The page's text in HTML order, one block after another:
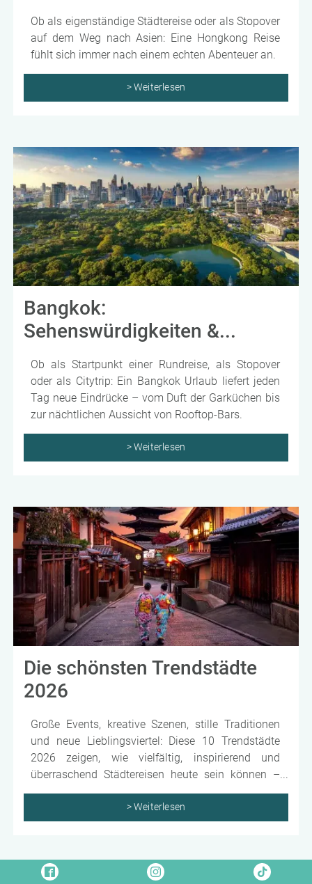
Ob als eigenständige Städtereise oder als Stopover
auf dem Weg nach Asien: Eine Hongkong Reise
fühlt sich immer nach einem echten Abenteuer an.
> Weiterlesen
Bangkok:
Sehenswürdigkeiten &...
Ob als Startpunkt einer Rundreise, als Stopover
oder als Citytrip: Ein Bangkok Urlaub liefert jeden
Tag neue Eindrücke – vom Duft der Garküchen bis
zur nächtlichen Aussicht von Rooftop-Bars.
> Weiterlesen
Die schönsten Trendstädte
2026
Große Events, kreative Szenen, stille Traditionen
und neue Lieblingsviertel: Diese 10 Trendstädte
2026 zeigen, wie vielfältig, inspirierend und
überraschend Städtereisen heute sein können –
weltweit.
> Weiterlesen